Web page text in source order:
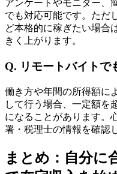
アンケートやモニター、
でも対応可能です。ただ
ど本格的に稼ぎたい場合
きく上がります。
Q. リモートバイトで
働き方や年間の所得額に
して行う場合、一定額を
になることがあります。
署・税理士の情報を確認
まとめ：自分に